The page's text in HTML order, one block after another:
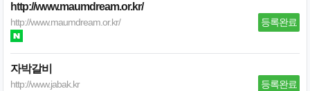
http://www.maumdream.or.kr/
http://www.maumdream.or.kr/ 등록완료
자박갈비
http://www.jabak.kr 등록완료